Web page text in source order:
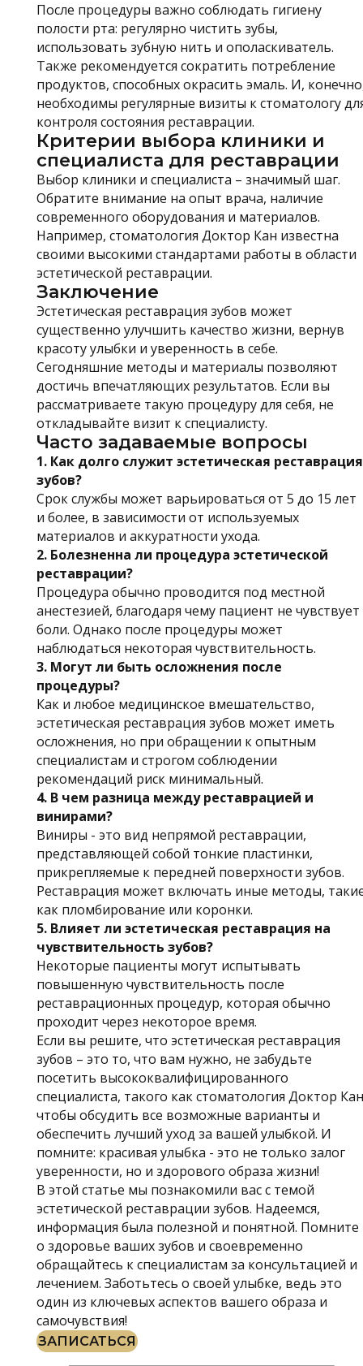
После процедуры важно соблюдать гигиену
полости рта: регулярно чистить зубы,
использовать зубную нить и ополаскиватель.
Также рекомендуется сократить потребление
продуктов, способных окрасить эмаль. И,
необходимы регулярные визиты к стоматологу
контроля состояния реставрации.
Критерии выбора клиники и
специалиста для реставрации
Выбор клиники и специалиста – значимый шаг.
Обратите внимание на опыт врача, наличие
современного оборудования и материалов.
Например, стоматология Доктор Кан известна
своими высокими стандартами работы в области
эстетической реставрации.
Заключение
Эстетическая реставрация зубов может
существенно улучшить качество жизни, вернув
красоту улыбки и уверенность в себе.
Сегодняшние методы и материалы позволяют
достичь впечатляющих результатов. Если вы
рассматриваете такую процедуру для себя, не
откладывайте визит к специалисту.
Часто задаваемые вопросы
1. Как долго служит эстетическая реставрация
зубов?
Срок службы может варьироваться от 5 до 15 лет
и более, в зависимости от используемых
материалов и аккуратности ухода.
2. Болезненна ли процедура эстетической
реставрации?
Процедура обычно проводится под местной
анестезией, благодаря чему пациент не чувствует
боли. Однако после процедуры может
наблюдаться некоторая чувствительность.
3. Могут ли быть осложнения после
процедуры?
Как и любое медицинское вмешательство,
эстетическая реставрация зубов может иметь
осложнения, но при обращении к опытным
специалистам и строгом соблюдении
рекомендаций риск минимальный.
4. В чем разница между реставрацией и
винирами?
Виниры - это вид непрямой реставрации,
представляющей собой тонкие пластинки,
прикрепляемые к передней поверхности зубов.
Реставрация может включать иные методы,
как пломбирование или коронки.
5. Влияет ли эстетическая реставрация на
чувствительность зубов?
Некоторые пациенты могут испытывать
повышенную чувствительность после
реставрационных процедур, которая обычно
проходит через некоторое время.
Если вы решите, что эстетическая реставрация
зубов – это то, что вам нужно, не забудьте
посетить высококвалифицированного
специалиста, такого как стоматология Доктор
чтобы обсудить все возможные варианты и
обеспечить лучший уход за вашей улыбкой. И
помните: красивая улыбка - это не только залог
уверенности, но и здорового образа жизни!
В этой статье мы познакомили вас с темой
эстетической реставрации зубов. Надеемся,
информация была полезной и понятной. Помните
о здоровье ваших зубов и своевременно
обращайтесь к специалистам за консультацией и
лечением. Заботьтесь о своей улыбке, ведь это
один из ключевых аспектов вашего образа и
самочувствия!
ЗАПИСАТЬСЯ